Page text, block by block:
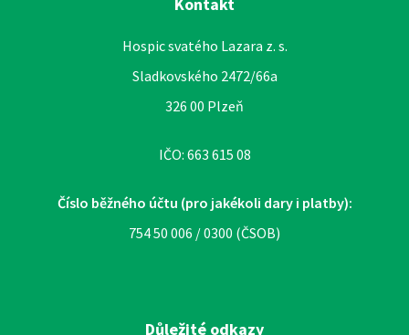
Hospic svatého Lazara z. s.
Sladkovského 2472/66a
326 00 Plzeň
IČO: 663 615 08
Číslo běžného účtu (pro jakékoli dary i platby):
754 50 006 / 0300 (ČSOB)
Důležité odkazy